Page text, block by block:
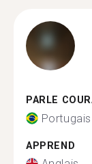
PARLE
Portugais
APPREND